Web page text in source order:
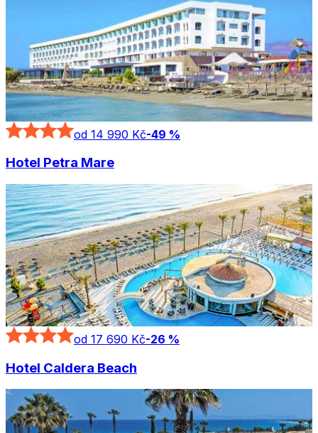
od 14 990 Kč-49 %
Hotel Petra Mare
od 17 690 Kč-26 %
Hotel Caldera Beach